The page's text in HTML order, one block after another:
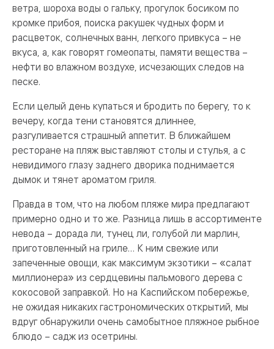
ветра, шороха воды о гальку, прогулок босиком по
кромке прибоя, поиска ракушек чудных форм и
расцветок, солнечных ванн, легкого привкуса – не
вкуса, а, как говорят гомеопаты, памяти вещества –
нефти во влажном воздухе, исчезающих следов на
песке.
Если целый день купаться и бродить по берегу, то к
вечеру, когда тени становятся длиннее,
разгуливается страшный аппетит. В ближайшем
ресторане на пляж выставляют столы и стулья, а с
невидимого глазу заднего дворика поднимается
дымок и тянет ароматом гриля.
Правда в том, что на любом пляже мира предлагают
примерно одно и то же. Разница лишь в ассортименте
невода – дорада ли, тунец ли, голубой ли марлин,
приготовленный на гриле… К ним свежие или
запеченные овощи, как максимум экзотики – «салат
миллионера» из сердцевины пальмового дерева с
кокосовой заправкой. Но на Каспийском побережье,
не ожидая никаких гастрономических открытий, мы
вдруг обнаружили очень самобытное пляжное рыбное
блюдо – садж из осетрины.